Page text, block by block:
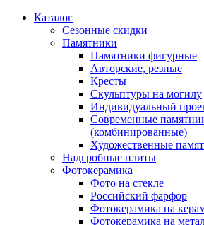
Каталог
Сезонные скидки
Памятники
Памятники фигурные
Авторские, резные
Кресты
Скульптуры на могилу
Индивидуальный
Современные
(комбинированные)
Художественные
Надгробные плиты
Фотокерамика
Фото на стекле
Российский фарфор
Фотокерамика на
Фотокерамика на